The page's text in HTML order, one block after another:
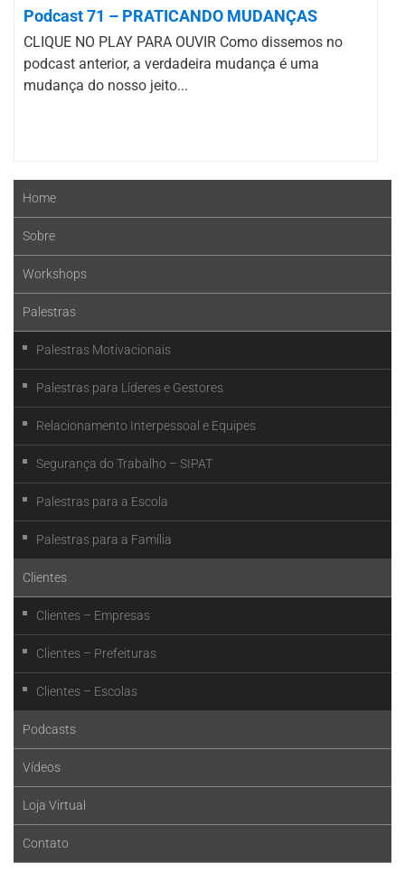
Podcast 71 – PRATICANDO MUDANÇAS
CLIQUE NO PLAY PARA OUVIR Como dissemos no
podcast anterior, a verdadeira mudança é uma
mudança do nosso jeito...
Home
Sobre
Workshops
Palestras
Palestras Motivacionais
Palestras para Líderes e Gestores
Relacionamento Interpessoal e Equipes
Segurança do Trabalho – SIPAT
Palestras para a Escola
Palestras para a Família
Clientes
Clientes – Empresas
Clientes – Prefeituras
Clientes – Escolas
Podcasts
Vídeos
Loja Virtual
Contato